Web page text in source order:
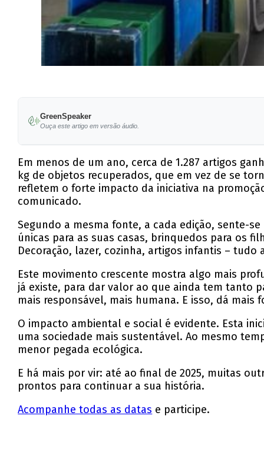
GreenSpeaker
Ouça este artigo em versão áudio.
Em menos de um ano, cerca de 1.287 artigos
kg de objetos recuperados, que em vez de se
refletem o forte impacto da iniciativa na
comunicado.
Segundo a mesma fonte, a cada edição, sente-
únicas para as suas casas, brinquedos para os
Decoração, lazer, cozinha, artigos infantis –
Este movimento crescente mostra algo mais
já existe, para dar valor ao que ainda tem tanto
mais responsável, mais humana. E isso, dá mais
O impacto ambiental e social é evidente. Esta
uma sociedade mais sustentável. Ao mesmo
menor pegada ecológica.
E há mais por vir: até ao final de 2025, muitas
prontos para continuar a sua história.
Acompanhe todas as datas e participe.